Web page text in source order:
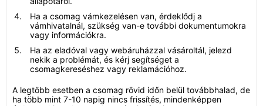
Ha a csomag vámkezelésen van, érdeklődj a
vámhivatalnál, szükség van-e további dokumentumokra
vagy információkra.
Ha az eladóval vagy webáruházzal vásároltál, jelezd
nekik a problémát, és kérj segítséget a
csomagkereséshez vagy reklamációhoz.
A legtöbb esetben a csomag rövid időn belül továbbhalad, de
ha több mint 7-10 napig nincs frissítés, mindenképpen